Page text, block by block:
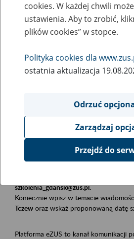
Zaproś ZUS do siebie:
rezerwowane, e-wizyty,
Rodzaj wydarzenia
Szkolenia
Obszar merytoryczny
Płatnicy, ubezpieczeni,
Opis wydarzenia
Szkolenie stacjonarne w siedzibie
szkolenia_gdansk@zus.pl.
Koniecznie wpisz w temacie
Tczew oraz wskaż proponowaną datę
Platforma eZUS to kanał komunikacji
cookies. W każdej chwili
ustawienia. Aby to zrobić,
plików cookies” w stopce.
Polityka cookies dla
ostatnia aktualizacja
Odrzuć
Zarządzaj
Przejdź do